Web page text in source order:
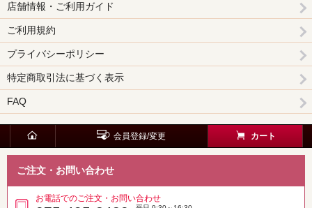
店舗情報・ご利用ガイド
ご利用規約
プライバシーポリシー
特定商取引法に基づく表示
FAQ
会員登録/変更 カート
ご注文・お問い合わせ
お電話でのご注文・お問い合わせ